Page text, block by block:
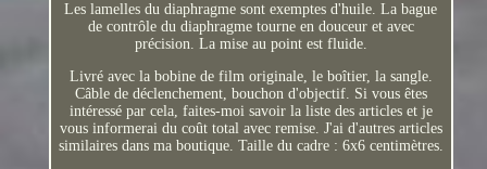
Les lamelles du diaphragme sont exemptes d'huile. La bague
de contrôle du diaphragme tourne en douceur et avec
précision. La mise au point est fluide.
Livré avec la bobine de film originale, le boîtier, la sangle.
Câble de déclenchement, bouchon d'objectif. Si vous êtes
intéressé par cela, faites-moi savoir la liste des articles et je
vous informerai du coût total avec remise. J'ai d'autres articles
similaires dans ma boutique. Taille du cadre : 6x6 centimètres.